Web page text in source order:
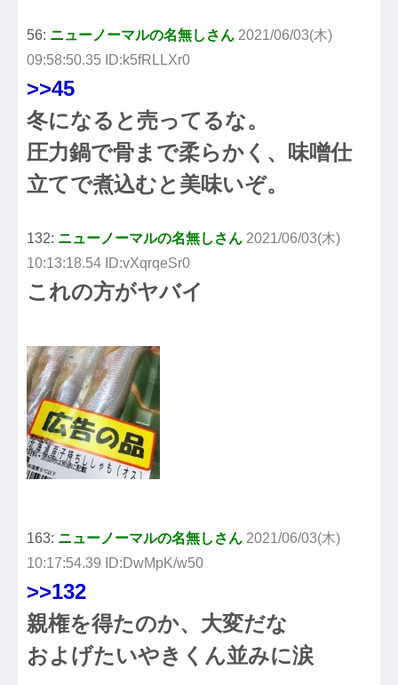
56: ニューノーマルの名無しさん 2021/06/03(木)
09:58:50.35 ID:k5fRLLXr0
>>45
冬になると売ってるな。
圧力鍋で骨まで柔らかく、味噌仕
立てで煮込むと美味いぞ。
132: ニューノーマルの名無しさん 2021/06/03(木)
10:13:18.54 ID:vXqrqeSr0
これの方がヤバイ
163: ニューノーマルの名無しさん 2021/06/03(木)
10:17:54.39 ID:DwMpK/w50
>>132
親権を得たのか、大変だな
およげたいやきくん並みに涙